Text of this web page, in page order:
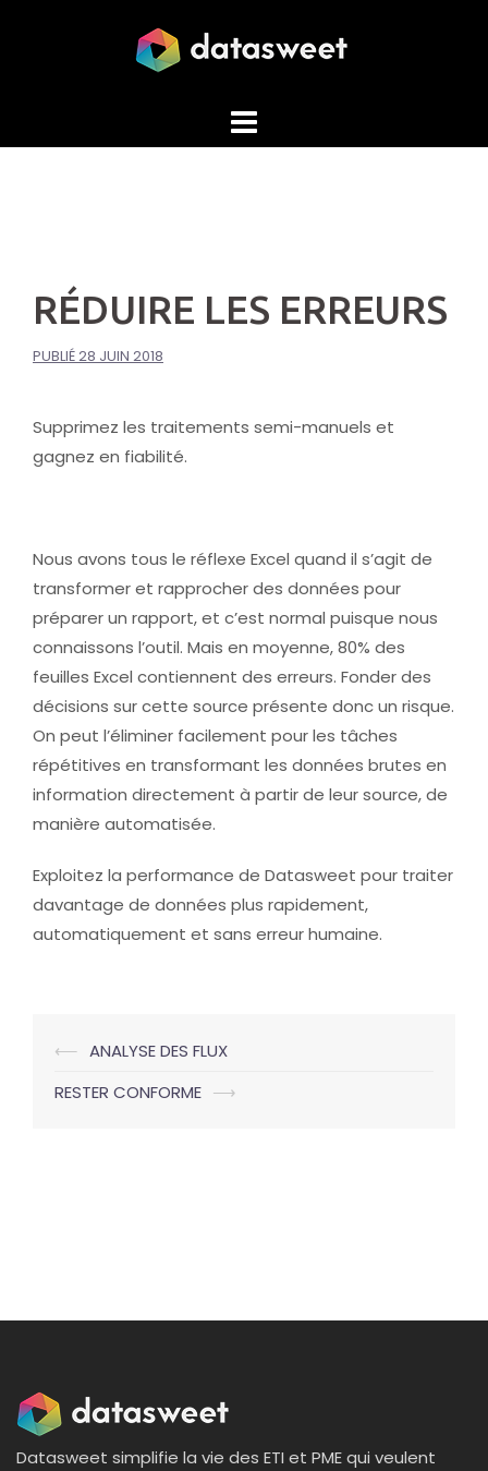
RÉDUIRE LES ERREURS
PUBLIÉ28 JUIN 2018
Supprimez les traitements semi-manuels et
gagnez en fiabilité.
Nous avons tous le réflexe Excel quand il s’agit de
transformer et rapprocher des données pour
préparer un rapport, et c’est normal puisque nous
connaissons l’outil. Mais en moyenne, 80% des
feuilles Excel contiennent des erreurs. Fonder des
décisions sur cette source présente donc un risque.
On peut l’éliminer facilement pour les tâches
répétitives en transformant les données brutes en
information directement à partir de leur source, de
manière automatisée.
Exploitez la performance de Datasweet pour traiter
davantage de données plus rapidement,
automatiquement et sans erreur humaine.
Navigation
d’article
⟵ ANALYSE DES FLUX
RESTER CONFORME ⟶
Datasweet simplifie la vie des ETI et PME qui veulent